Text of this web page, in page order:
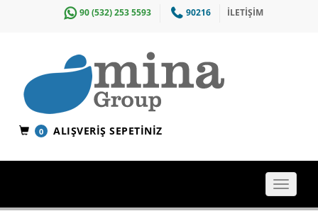
90 (532) 253 5593 90216 İLETİŞİM
0 ALIŞVERIŞ SEPETINIZ
Toggle